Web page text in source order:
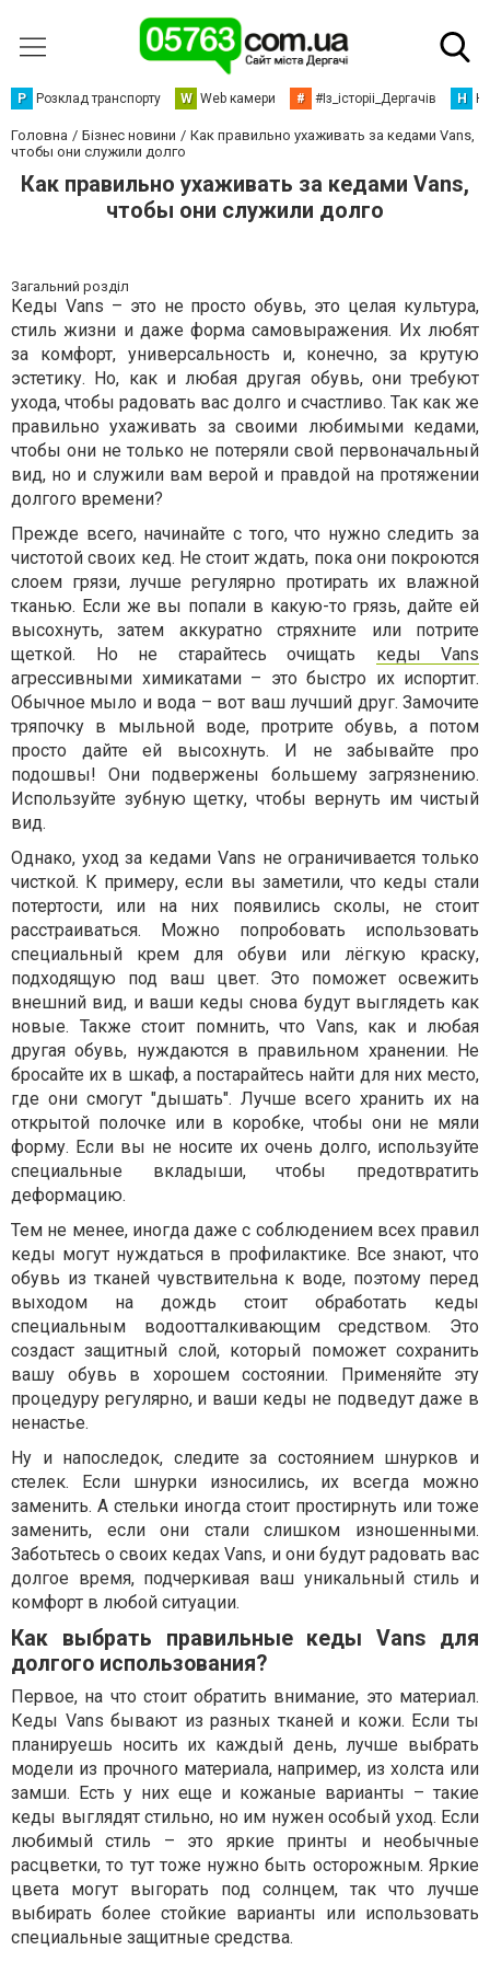
Р Розклад транспорту W Web камери # #Із_історіі_Дергачів Н
Головна Бізнес новини
Как правильно ухаживать за кедами Vans,
чтобы они служили долго
Как правильно ухаживать за кедами Vans,
чтобы они служили долго
Загальний розділ
Кеды Vans – это не просто обувь, это целая культура,
стиль жизни и даже форма самовыражения. Их любят
за комфорт, универсальность и, конечно, за крутую
эстетику. Но, как и любая другая обувь, они требуют
ухода, чтобы радовать вас долго и счастливо. Так как же
правильно ухаживать за своими любимыми кедами,
чтобы они не только не потеряли свой первоначальный
вид, но и служили вам верой и правдой на протяжении
долгого времени?
Прежде всего, начинайте с того, что нужно следить за
чистотой своих кед. Не стоит ждать, пока они покроются
слоем грязи, лучше регулярно протирать их влажной
тканью. Если же вы попали в какую-то грязь, дайте ей
высохнуть, затем аккуратно стряхните или потрите
щеткой. Но не старайтесь очищать кеды Vans
агрессивными химикатами – это быстро их испортит.
Обычное мыло и вода – вот ваш лучший друг. Замочите
тряпочку в мыльной воде, протрите обувь, а потом
просто дайте ей высохнуть. И не забывайте про
подошвы! Они подвержены большему загрязнению.
Используйте зубную щетку, чтобы вернуть им чистый
вид.
Однако, уход за кедами Vans не ограничивается только
чисткой. К примеру, если вы заметили, что кеды стали
потертости, или на них появились сколы, не стоит
расстраиваться. Можно попробовать использовать
специальный крем для обуви или лёгкую краску,
подходящую под ваш цвет. Это поможет освежить
внешний вид, и ваши кеды снова будут выглядеть как
новые. Также стоит помнить, что Vans, как и любая
другая обувь, нуждаются в правильном хранении. Не
бросайте их в шкаф, а постарайтесь найти для них место,
где они смогут "дышать". Лучше всего хранить их на
открытой полочке или в коробке, чтобы они не мяли
форму. Если вы не носите их очень долго, используйте
специальные вкладыши, чтобы предотвратить
деформацию.
Тем не менее, иногда даже с соблюдением всех правил
кеды могут нуждаться в профилактике. Все знают, что
обувь из тканей чувствительна к воде, поэтому перед
выходом на дождь стоит обработать кеды
специальным водоотталкивающим средством. Это
создаст защитный слой, который поможет сохранить
вашу обувь в хорошем состоянии. Применяйте эту
процедуру регулярно, и ваши кеды не подведут даже в
ненастье.
Ну и напоследок, следите за состоянием шнурков и
стелек. Если шнурки износились, их всегда можно
заменить. А стельки иногда стоит простирнуть или тоже
заменить, если они стали слишком изношенными.
Заботьтесь о своих кедах Vans, и они будут радовать вас
долгое время, подчеркивая ваш уникальный стиль и
комфорт в любой ситуации.
Как выбрать правильные кеды Vans для
долгого использования?
Первое, на что стоит обратить внимание, это материал.
Кеды Vans бывают из разных тканей и кожи. Если ты
планируешь носить их каждый день, лучше выбрать
модели из прочного материала, например, из холста или
замши. Есть у них еще и кожаные варианты – такие
кеды выглядят стильно, но им нужен особый уход. Если
любимый стиль – это яркие принты и необычные
расцветки, то тут тоже нужно быть осторожным. Яркие
цвета могут выгорать под солнцем, так что лучше
выбирать более стойкие варианты или использовать
специальные защитные средства.